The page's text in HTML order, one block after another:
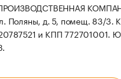
КОМПАНИЯ
Поляны, д. 5, помещ. 83/3.
и КПП 772701001.